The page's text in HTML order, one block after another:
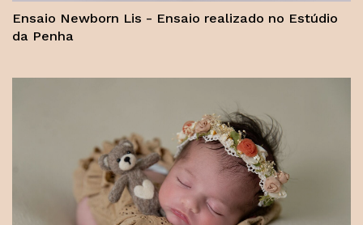
Ensaio Newborn Lis - Ensaio realizado no Estúdio
da Penha